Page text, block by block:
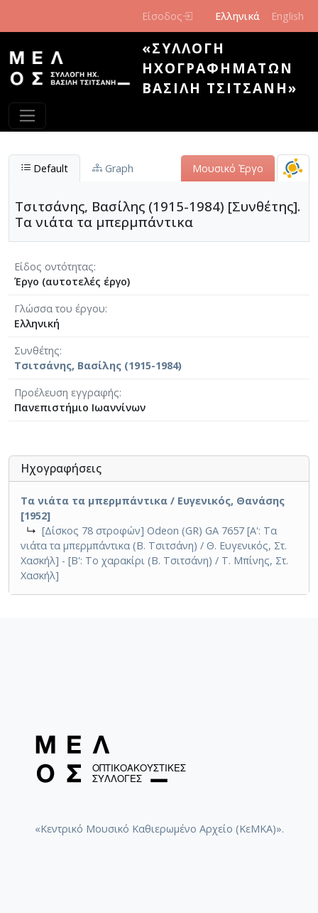
Είσοδος Ελληνικά English
«ΣΥΛΛΟΓΉ
ΗΧΟΓΡΑΦΗΜΆΤΩΝ
ΒΑΣΊΛΗ ΤΣΙΤΣΆΝΗ»
Default Graph Μουσικό Έργο
Τσιτσάνης, Βασίλης (1915-1984) [Συνθέτης].
Τα νιάτα τα μπερμπάντικα
Είδος οντότητας
Έργο (αυτοτελές έργο)
Γλώσσα του έργου
Ελληνική
Συνθέτης
Τσιτσάνης, Βασίλης (1915-1984)
Προέλευση εγγραφής
Πανεπιστήμιο Ιωαννίνων
Ηχογραφήσεις
Τα νιάτα τα μπερμπάντικα / Ευγενικός, Θανάσης
[1952]
↳ [Δίσκος 78 στροφών] Odeon (GR) GA 7657 [Α': Τα
νιάτα τα μπερμπάντικα (Β. Τσιτσάνη) / Θ. Ευγενικός, Στ.
Χασκήλ] - [Β': Το χαρακίρι (Β. Τσιτσάνη) / Τ. Μπίνης, Στ.
Χασκήλ]
«Κεντρικό Μουσικό Καθιερωμένο Αρχείο (ΚεΜΚΑ)».